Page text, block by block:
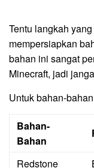
Tentu langkah
mempersiapkan
bahan ini sangat
Minecraft, jadi
Untuk bahan-
Bahan-
Bahan
Redstone